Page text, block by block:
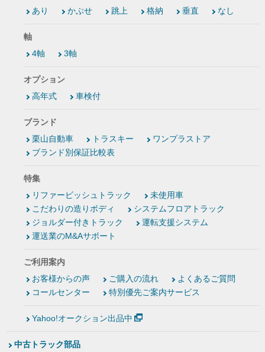
あり
かぶせ 跳上 格納 垂直 なし
軸
4軸
3軸
オプション
高年式
車検付
ブランド
栗山自動車
トラスキー
ワンプラストア
ブランド別保証比較表
特集
リファービッシュトラック
未使用車
こだわりの造りボディ
システムフロアトラック
ジョルダー付きトラック
運転支援システム
運送業のM&Aサポート
ご利用案内
お客様からの声
ご購入の流れ
よくあるご質問
コールセンター
特別優先ご案内サービス
Yahoo!オークション出品中
中古トラック部品